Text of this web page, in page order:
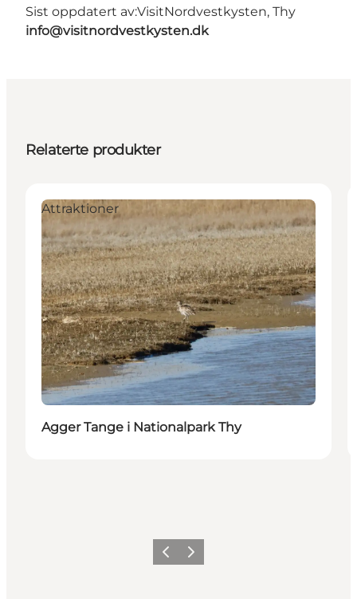
Sist oppdatert av:VisitNordvestkysten, Thy
info@visitnordvestkysten.dk
Relaterte produkter
Attraktioner
Agger Tange i Nationalpark Thy
ForrigeNeste